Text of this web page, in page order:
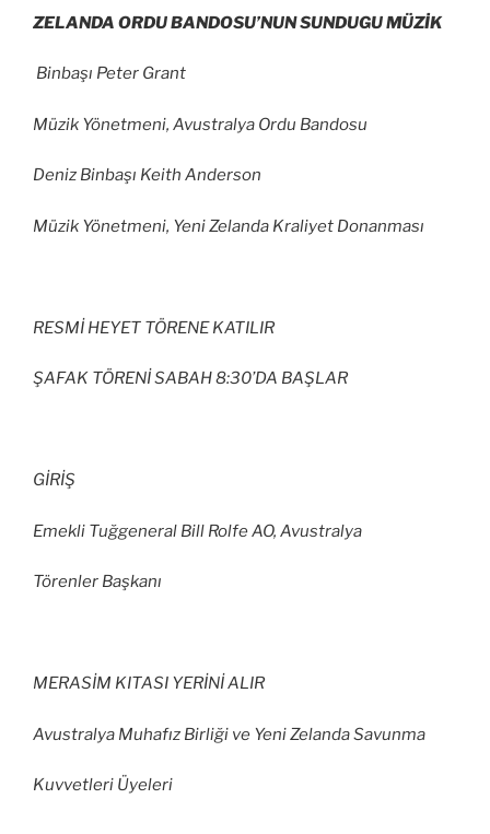
ZELANDA ORDU BANDOSU’NUN SUNDUGU MÜZİK
Binbaşı Peter Grant
Müzik Yönetmeni, Avustralya Ordu Bandosu
Deniz Binbaşı Keith Anderson
Müzik Yönetmeni, Yeni Zelanda Kraliyet Donanması
RESMİ HEYET TÖRENE KATILIR
ŞAFAK TÖRENİ SABAH 8:30’DA BAŞLAR
GİRİŞ
Emekli Tuğgeneral Bill Rolfe AO, Avustralya
Törenler Başkanı
MERASİM KITASI YERİNİ ALIR
Avustralya Muhafız Birliği ve Yeni Zelanda Savunma
Kuvvetleri Üyeleri